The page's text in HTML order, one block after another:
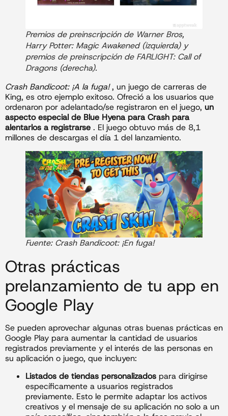
Premios de preinscripción de Warner Bros,
Harry Potter: Magic Awakened (izquierda) y
premios de preinscripción de FARLIGHT: Call of
Dragons (derecha).
Crash Bandicoot: ¡A la fuga!, un juego de carreras de
King, es otro ejemplo exitoso. Ofreció a los usuarios que
ordenaron por adelantado/se registraron en el juego, un
aspecto especial de Blue Hyena para Crash para
alentarlos a registrarse . El juego obtuvo más de 8,1
millones de descargas el día 1 del lanzamiento.
Fuente: Crash Bandicoot: ¡En fuga!
Otras prácticas
prelanzamiento de tu app en
Google Play
Se pueden aprovechar algunas otras buenas prácticas en
Google Play para aumentar la cantidad de usuarios
registrados previamente y el interés de las personas en
su aplicación o juego, que incluyen:
Listados de tiendas personalizados para dirigirse
específicamente a usuarios registrados
previamente. Esto le permite adaptar los activos
creativos y el mensaje de su aplicación no solo a un